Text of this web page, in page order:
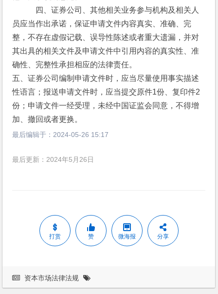
四、证券公司、其他相关业务参与机构及相关人
员应当作出承诺，保证申请文件内容真实、准确、完
整，不存在虚假记载、误导性陈述或者重大遗漏，并对
其出具的相关文件及申请文件中引用内容的真实性、准
确性、完整性承担相应的法律责任。
五、证券公司编制申请文件时，应当尽量使用事实描述
性语言；报送申请文件时，应当提交原件1份、复印件2
份；申请文件一经受理，未经中国证监会同意，不得增
加、撤回或者更换。
最后编辑于： 2024-05-26 15:17
最后更新：2024年5月26日
打赏 赞 微海报 分享
资本市场法律法规